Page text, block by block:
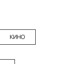
КИНО